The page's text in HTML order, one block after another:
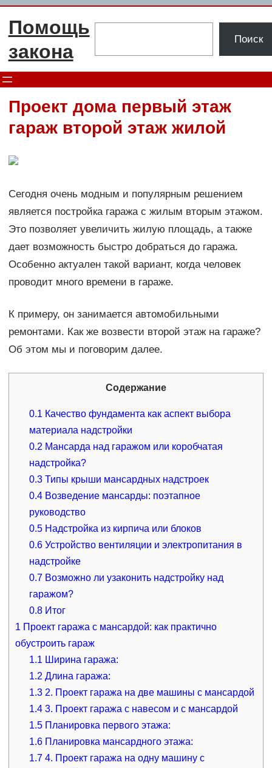
Перейти
Помощь
закона
Поиск
Проект дома первый этаж
гараж второй этаж жилой
Сегодня очень модным и популярным решением
является постройка гаража с жилым вторым этажом.
Это позволяет увеличить жилую площадь, а также
дает возможность быстро добраться до гаража.
Особенно актуален такой вариант, когда человек
проводит много времени в гараже.
К примеру, он занимается автомобильными
ремонтами. Как же возвести второй этаж на гараже?
Об этом мы и поговорим далее.
Содержание
0.1 Качество фундамента как аспект выбора
материала надстройки
0.2 Мансарда над гаражом или коробчатая
надстройка?
0.3 Типы крыши мансардных надстроек
0.4 Возведение мансарды: поэтапное
руководство
0.5 Надстройка из кирпича или блоков
0.6 Устройство вентиляции и электропитания в
надстройке
0.7 Возможно ли узаконить надстройку над
гаражом?
0.8 Итог
1 Проект гаража с мансардой: как практично
обустроить гараж
1.1 Ширина гаража:
1.2 Длина гаража:
1.3 2. Проект гаража на две машины с мансардой
1.4 3. Проект гаража с навесом и с мансардой
1.5 Планировка первого этажа:
1.6 Планировка мансардного этажа:
1.7 4. Проект гаража на одну машину с